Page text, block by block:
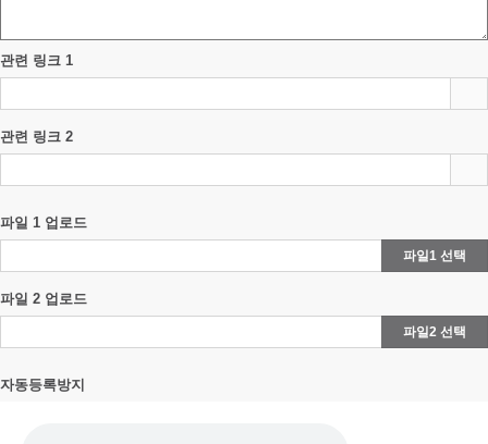
관련 링크 1
관련 링크 2
파일 1 업로드
파일1 선택
파일 2 업로드
파일2 선택
자동등록방지